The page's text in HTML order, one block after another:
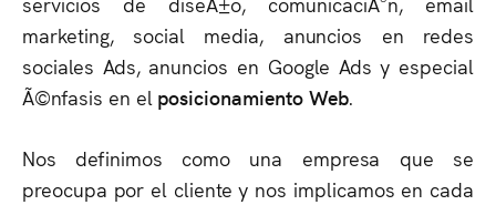
marketing, social media, anuncios en redes
sociales Ads, anuncios en Google Ads y especial
Ã©nfasis en el posicionamiento Web.
Nos definimos como una empresa que se
preocupa por el cliente y nos implicamos en cada